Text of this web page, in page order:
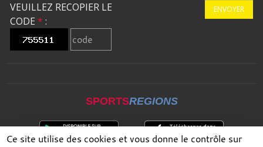
VEUILLEZ RECOPIER LE
CODE * :
ENVOYER
SPORTSREGIONS
Ce site utilise des cookies et vous donne le contrôle sur